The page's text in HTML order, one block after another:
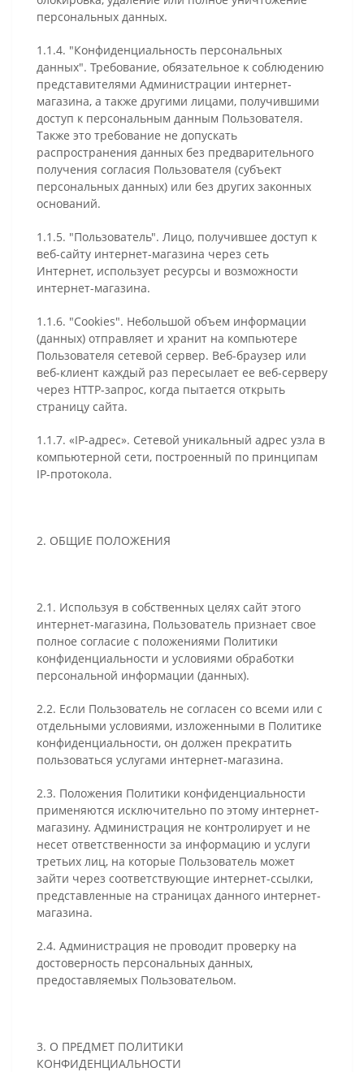
персональных данных.
1.1.4. "Конфиденциальность персональных
данных". Требование, обязательное к соблюдению
представителями Администрации интернет-
магазина, а также другими лицами, получившими
доступ к персональным данным Пользователя.
Также это требование не допускать
распространения данных без предварительного
получения согласия Пользователя (субъект
персональных данных) или без других законных
оснований.
1.1.5. "Пользователь". Лицо, получившее доступ к
веб-сайту интернет-магазина через сеть
Интернет, использует ресурсы и возможности
интернет-магазина.
1.1.6. "Cookies". Небольшой объем информации
(данных) отправляет и хранит на компьютере
Пользователя сетевой сервер. Веб-браузер или
веб-клиент каждый раз пересылает ее веб-серверу
через HTTP-запрос, когда пытается открыть
страницу сайта.
1.1.7. «IP-адрес». Сетевой уникальный адрес узла в
компьютерной сети, построенный по принципам
IP-протокола.
2. ОБЩИЕ ПОЛОЖЕНИЯ
2.1. Используя в собственных целях сайт этого
интернет-магазина, Пользователь признает свое
полное согласие с положениями Политики
конфиденциальности и условиями обработки
персональной информации (данных).
2.2. Если Пользователь не согласен со всеми или с
отдельными условиями, изложенными в Политике
конфиденциальности, он должен прекратить
пользоваться услугами интернет-магазина.
2.3. Положения Политики конфиденциальности
применяются исключительно по этому интернет-
магазину. Администрация не контролирует и не
несет ответственности за информацию и услуги
третьих лиц, на которые Пользователь может
зайти через соответствующие интернет-ссылки,
представленные на страницах данного интернет-
магазина.
2.4. Администрация не проводит проверку на
достоверность персональных данных,
предоставляемых Пользовательом.
3. О ПРЕДМЕТ ПОЛИТИКИ
КОНФИДЕНЦИАЛЬНОСТИ